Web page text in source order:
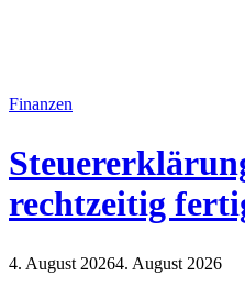
Finanzen
rechtzeitig
4. August 20264. August 2026